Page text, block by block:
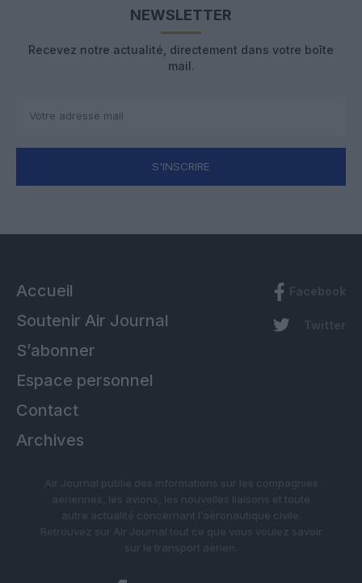
NEWSLETTER
Recevez notre actualité, directement dans votre boîte
mail.
S'INSCRIRE
Accueil
Soutenir Air Journal
S’abonner
Espace personnel
Contact
Archives